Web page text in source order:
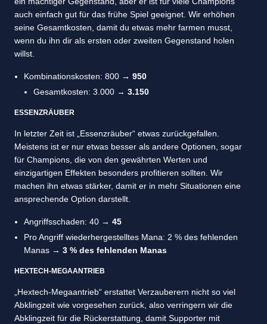
auch einfach gut für das frühe Spiel geeignet. Wir erhöhen
seine Gesamtkosten, damit du etwas mehr farmen musst,
wenn du ihn dir als ersten oder zweiten Gegenstand holen
willst.
Kombinationskosten: 800 → 950
Gesamtkosten: 3.000 → 3.150
ESSENZRÄUBER
In letzter Zeit ist „Essenzräuber“ etwas zurückgefallen.
Meistens ist er nur etwas besser als andere Optionen, sogar
für Champions, die von den gewährten Werten und
einzigartigen Effekten besonders profitieren sollten. Wir
machen ihn etwas stärker, damit er in mehr Situationen eine
ansprechende Option darstellt.
Angriffsschaden: 40 → 45
Pro Angriff wiederhergestelltes Mana: 2 % des fehlenden
Manas → 3 % des fehlenden Manas
HEXTECH-MEGAANTRIEB
„Hextech-Megaantrieb“ erstattet Verzauberern nicht so viel
Abklingzeit wie vorgesehen zurück, also verringern wir die
Abklingzeit für die Rückerstattung, damit Supporter mit